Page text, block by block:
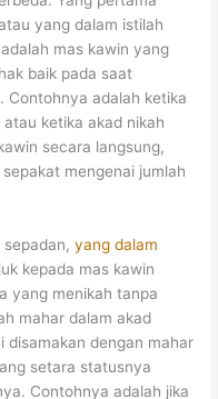
yang dalam istilah
mas kawin yang
baik pada saat
Contohnya adalah ketika
ketika akad nikah
secara langsung,
mengenai jumlah
sepadan,yang dalam
kepada mas kawin
yang menikah tanpa
mahar dalam akad
disamakan dengan mahar
setara statusnya
Contohnya adalah jika